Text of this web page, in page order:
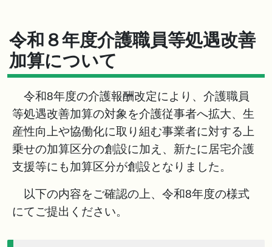
令和８年度介護職員等処遇改善
加算について
令和8年度の介護報酬改定により、介護職員
等処遇改善加算の対象を介護従事者へ拡大、生
産性向上や協働化に取り組む事業者に対する上
乗せの加算区分の創設に加え、新たに居宅介護
支援等にも加算区分が創設となりました。
以下の内容をご確認の上、令和8年度の様式
にてご提出ください。